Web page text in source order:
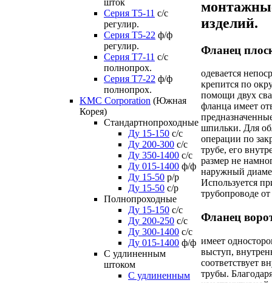
шток
Серия Т5-11 с/с
регулир.
Серия Т5-22 ф/ф
регулир.
Серия Т7-11 с/с
полнопрох.
Серия Т7-22 ф/ф
полнопрох.
KMC Corporation (Южная
Корея)
Стандартнопроходные
Ду 15-150 с/с
Ду 200-300 с/с
Ду 350-1400 с/с
Ду 015-1400 ф/ф
Ду 15-50 р/р
Ду 15-50 с/р
Полнопроходные
Ду 15-150 с/с
Ду 200-250 с/с
Ду 300-1400 с/с
Ду 015-1400 ф/ф
С удлиненным
штоком
C удлиненным
изделий.
Фланец
одевается
крепится по
помощи двух
фланца имеет
шпильки. Для
операции по
трубе, его
размер не
наружный
Используется
трубопроводе
Фланец
имеет
выступ,
соответствует
трубы.